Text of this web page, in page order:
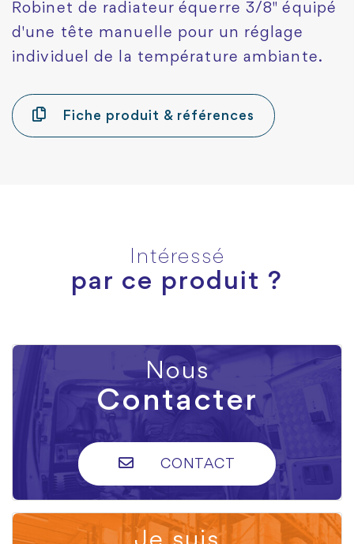
Robinet de radiateur équerre 3/8" équipé
d'une tête manuelle pour un réglage
individuel de la température ambiante.
Fiche produit & références
Intéressé
par ce produit ?
Nous
Contacter
CONTACT